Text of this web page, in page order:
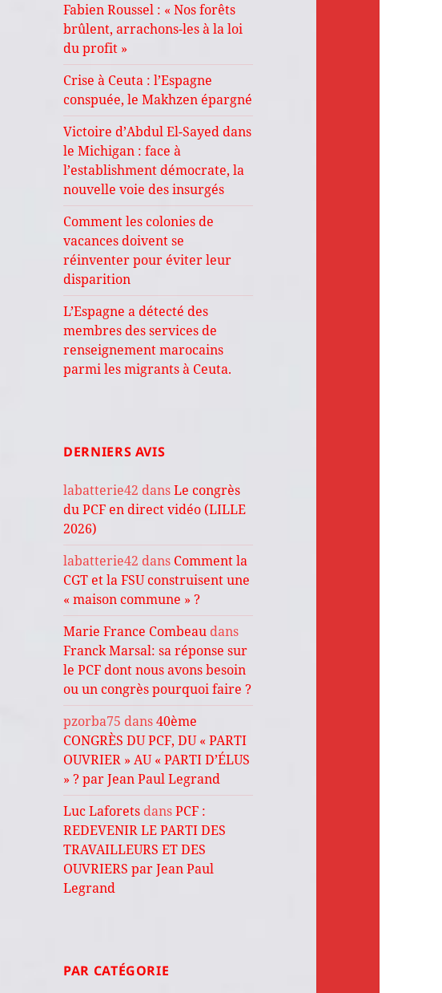
Fabien Roussel : « Nos forêts
brûlent, arrachons-les à la loi
du profit »
Crise à Ceuta : l’Espagne
conspuée, le Makhzen épargné
Victoire d’Abdul El-Sayed dans
le Michigan : face à
l’establishment démocrate, la
nouvelle voie des insurgés
Comment les colonies de
vacances doivent se
réinventer pour éviter leur
disparition
L’Espagne a détecté des
membres des services de
renseignement marocains
parmi les migrants à Ceuta.
DERNIERS AVIS
labatterie42 dansLe congrès
du PCF en direct vidéo (LILLE
2026)
labatterie42 dans Comment la
CGT et la FSU construisent une
« maison commune » ?
Marie France Combeau dans
Franck Marsal: sa réponse sur
le PCF dont nous avons besoin
ou un congrès pourquoi faire ?
pzorba75 dans40ème
CONGRÈS DU PCF, DU « PARTI
OUVRIER » AU « PARTI D’ÉLUS
» ? par Jean Paul Legrand
Luc Laforets dansPCF :
REDEVENIR LE PARTI DES
TRAVAILLEURS ET DES
OUVRIERS par Jean Paul
Legrand
PAR CATÉGORIE